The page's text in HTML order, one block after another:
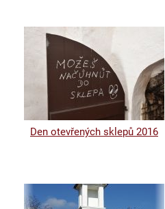
Den otevřených sklepů 2016